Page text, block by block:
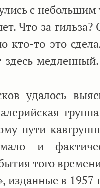
с
Что за
кто-то это
здесь
удалось
пути
и
того
изданные в